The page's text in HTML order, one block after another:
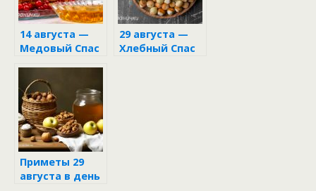
14 августа —
Медовый Спас
29 августа —
Хлебный Спас
Приметы 29
августа в день